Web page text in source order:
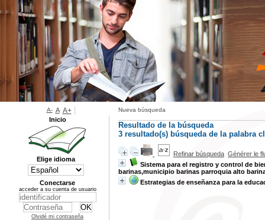
Nueva búsqueda
Resultado de la búsqueda
3 resultado(s) búsqueda de la palabra
Refinar búsqueda Générer le
Sistema para el registro y control de
barinas,municipio barinas parroquia alto
Estrategias de enseñanza para la
A- A A+
Inicio
Elige idioma
Conectarse
acceder a su cuenta de usuario
Olvidé mi contraseña